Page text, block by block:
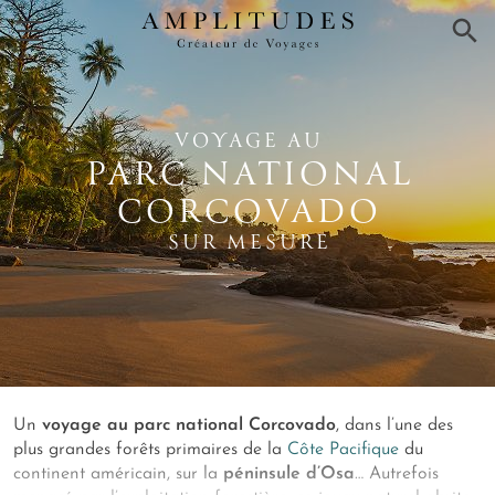
×
VOYAGE AU
PARC NATIONAL
CORCOVADO
SUR MESURE
Un voyage au parc national Corcovado, dans l’une des
plus grandes forêts primaires de la Côte Pacifique du
continent américain, sur la péninsule d’Osa… Autrefois